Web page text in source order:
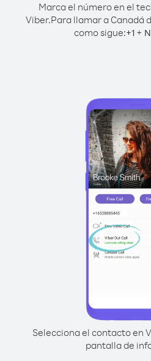
Marca el número en el
Viber.Para llamar a Canadá
como sigue:+1+
Selecciona el contacto en
pantalla de